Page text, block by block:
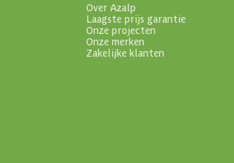
Over Azalp
Laagste prijs garantie
Onze projecten
Onze merken
Zakelijke klanten